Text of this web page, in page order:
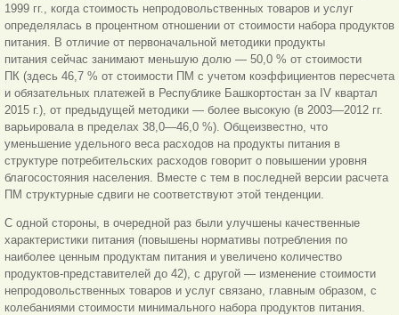
1999 гг., когда стоимость непродовольственных товаров и услуг
определялась в процентном отношении от стоимости набора продуктов
питания. В отличие от первоначальной методики продукты
питания сейчас занимают меньшую долю — 50,0 % от стоимости
ПК (здесь 46,7 % от стоимости ПМ с учетом коэффициентов пересчета
и обязательных платежей в Республике Башкортостан за IV квартал
2015 г.), от предыдущей методики — более высокую (в 2003—2012 гг.
варьировала в пределах 38,0—46,0 %). Общеизвестно, что
уменьшение удельного веса расходов на продукты питания в
структуре потребительских расходов говорит о повышении уровня
благосостояния населения. Вместе с тем в последней версии расчета
ПМ структурные сдвиги не соответствуют этой тенденции.
С одной стороны, в очередной раз были улучшены качественные
характеристики питания (повышены нормативы потребления по
наиболее ценным продуктам питания и увеличено количество
продуктов-представителей до 42), с другой — изменение стоимости
непродовольственных товаров и услуг связано, главным образом, с
колебаниями стоимости минимального набора продуктов питания.